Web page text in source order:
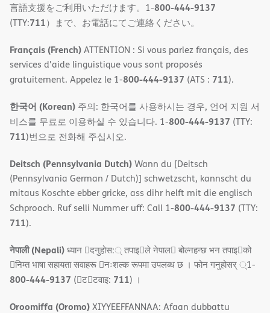
言語支援をご利用いただけます。1-800-444-9137
(TTY:711）まで、お電話にてご連絡ください。
Français (French)ATTENTION : Si vous parlez français, des
services d'aide linguistique vous sont proposés
gratuitement. Appelez le 1-800-444-9137 (ATS : 711).
한국어 (Korean) 주의: 한국어를 사용하시는 경우, 언어 지원 서
비스를 무료로 이용하실 수 있습니다. 1-800-444-9137 (TTY:
711)번으로 전화해 주십시오.
Deitsch (Pennsylvania Dutch)Wann du [Deitsch
(Pennsylvania German / Dutch)] schwetzscht, kannscht du
mitaus Koschte ebber gricke, ass dihr helft mit die englisch
Schprooch. Ruf selli Nummer uff: Call 1-800-444-9137 (TTY:
711).
नेपाली (Nepali)ध्यान 􀇑दनुहोस:् तपाइ􀉍ले नेपाल􀈣 बोल्नहन्छ भन तपाइ􀉍को
􀇓निम्त भाषा सहायता सवाहरू 􀇓नःशल्क रूपमा उपलब्ध छ । फोन गनुहोसर् ्1-
800-444-9137 (􀇑ट􀇑टवाइ: 711) ।
Oroomiffa (Oromo)XIYYEEFFANNAA: Afaan dubbattu